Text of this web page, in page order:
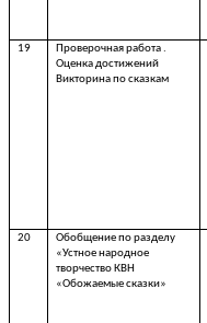
19
Проверочная работа .
Оценка достижений
Викторина по сказкам
20
Обобщение по разделу
«Устное народное
творчество КВН
«Обожаемые сказки»